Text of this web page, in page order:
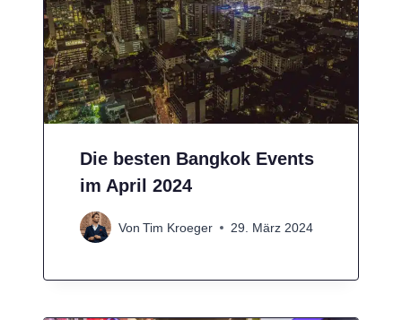
Die besten Bangkok Events
im April 2024
Von Tim Kroeger 29. März 2024